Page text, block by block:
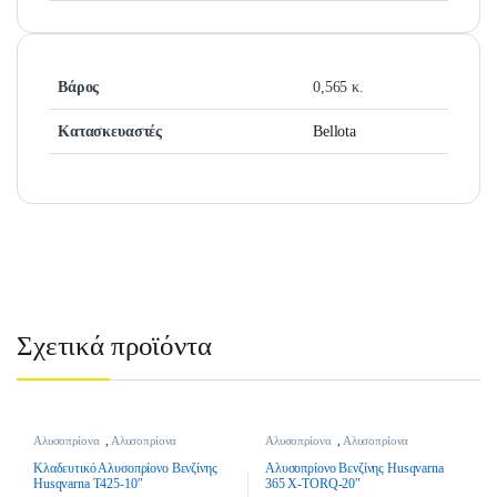
Βάρος 0,565 κ.
Κατασκευαστές Bellota
Σχετικά προϊόντα
Αλυσοπρίονα
Αλυσοπρίονα
Γεωργικά Εργαλεία
Κλαδευτικό Αλυσοπρίονο Βενζίνης
Husqvarna T425-10″
Αλυσοπρίονα
Αλυσοπρίονα
Γεωργικά Εργαλεία
Αλυσοπρίονο Βενζίνης Husqvarna
365 X-TORQ-20″